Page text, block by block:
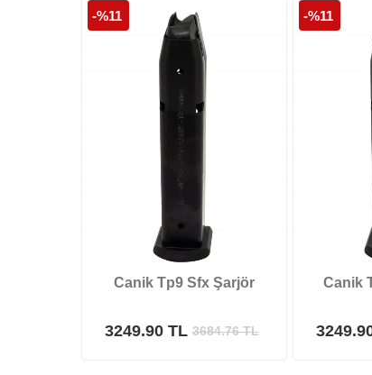
-%11
Canik Tp9 Sfx Şarjör
3249.90 TL3684.76TL
-%11
Canik